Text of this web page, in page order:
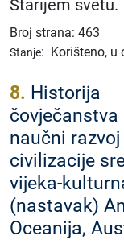
Starijem svetu.
Broj strana: 463
Stanje: Korišteno, u
8. Historija
naučni
civilizacije
vijeka-
(nastavak)
Oceanija,